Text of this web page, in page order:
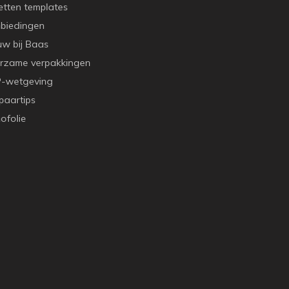
templates
bij Baas
verpakkingen
wetgeving